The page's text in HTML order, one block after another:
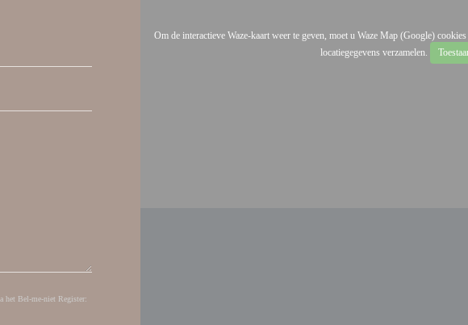
het Bel-me-niet Register:
Om de interactieve Waze-kaart weer te geven, moet u Waze Map (Google)
locatiegegevens verzamelen.